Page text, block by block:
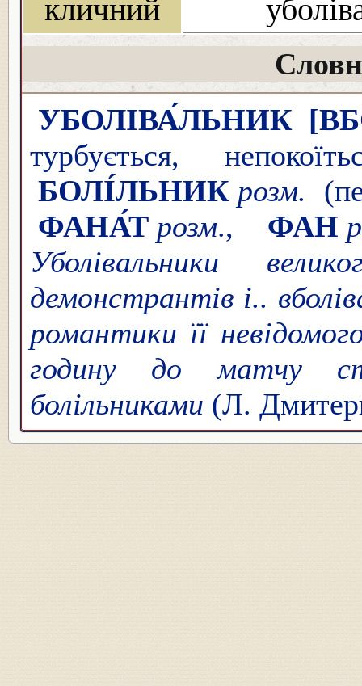
кличний
УБОЛІВА́ЛЬНИК
турбується,
БОЛІ́ЛЬНИК розм.
ФАНА́Т розм., ФАН
Уболівальники
демонстрантів і..
романтики її
годину до матчу
болільниками (Л.